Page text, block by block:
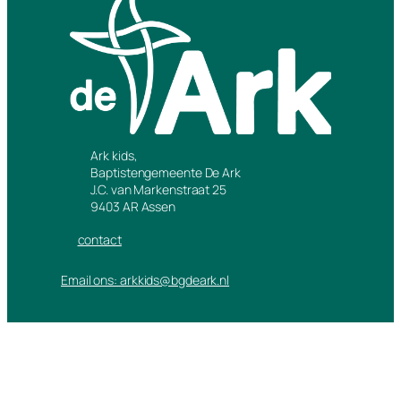
Ark kids,
Baptistengemeente De Ark
J.C. van Markenstraat 25
9403 AR Assen
contact
Email ons: arkkids@bgdeark.nl